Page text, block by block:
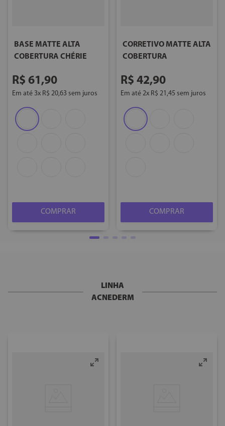
BASE MATTE ALTA
COBERTURA CHÉRIE
R$ 61 ,90
Em até 3x R$ 20,63 sem juros
COMPRAR
CORRETIVO MATTE ALTA
COBERTURA
R$ 42,90
Em até 2x R$ 21,45 sem juros
COMPRAR
LINHA
ACNEDERM